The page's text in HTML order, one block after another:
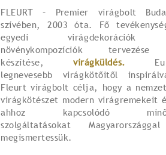
FLEURT – Premier virágbolt
szívében, 2003 óta. Fő
egyedi virágdekorációk
növénykompozíciók
készítése,virágküldés.
legnevesebb virágkötőitől
Fleurt virágbolt célja, hogy a
virágkötészet modern virágremekeit
ahhoz kapcsolódó
szolgáltatásokat
megismertessük.